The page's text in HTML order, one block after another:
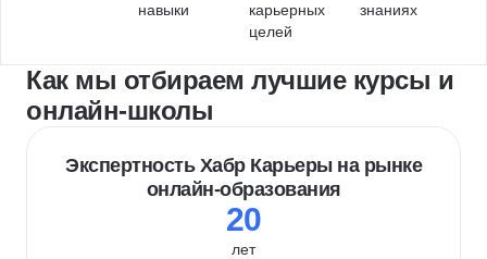
навыки
карьерных
целей
знаниях
Как мы отбираем лучшие курсы и
онлайн-школы
Экспертность Хабр Карьеры на рынке
онлайн-образования
20
лет